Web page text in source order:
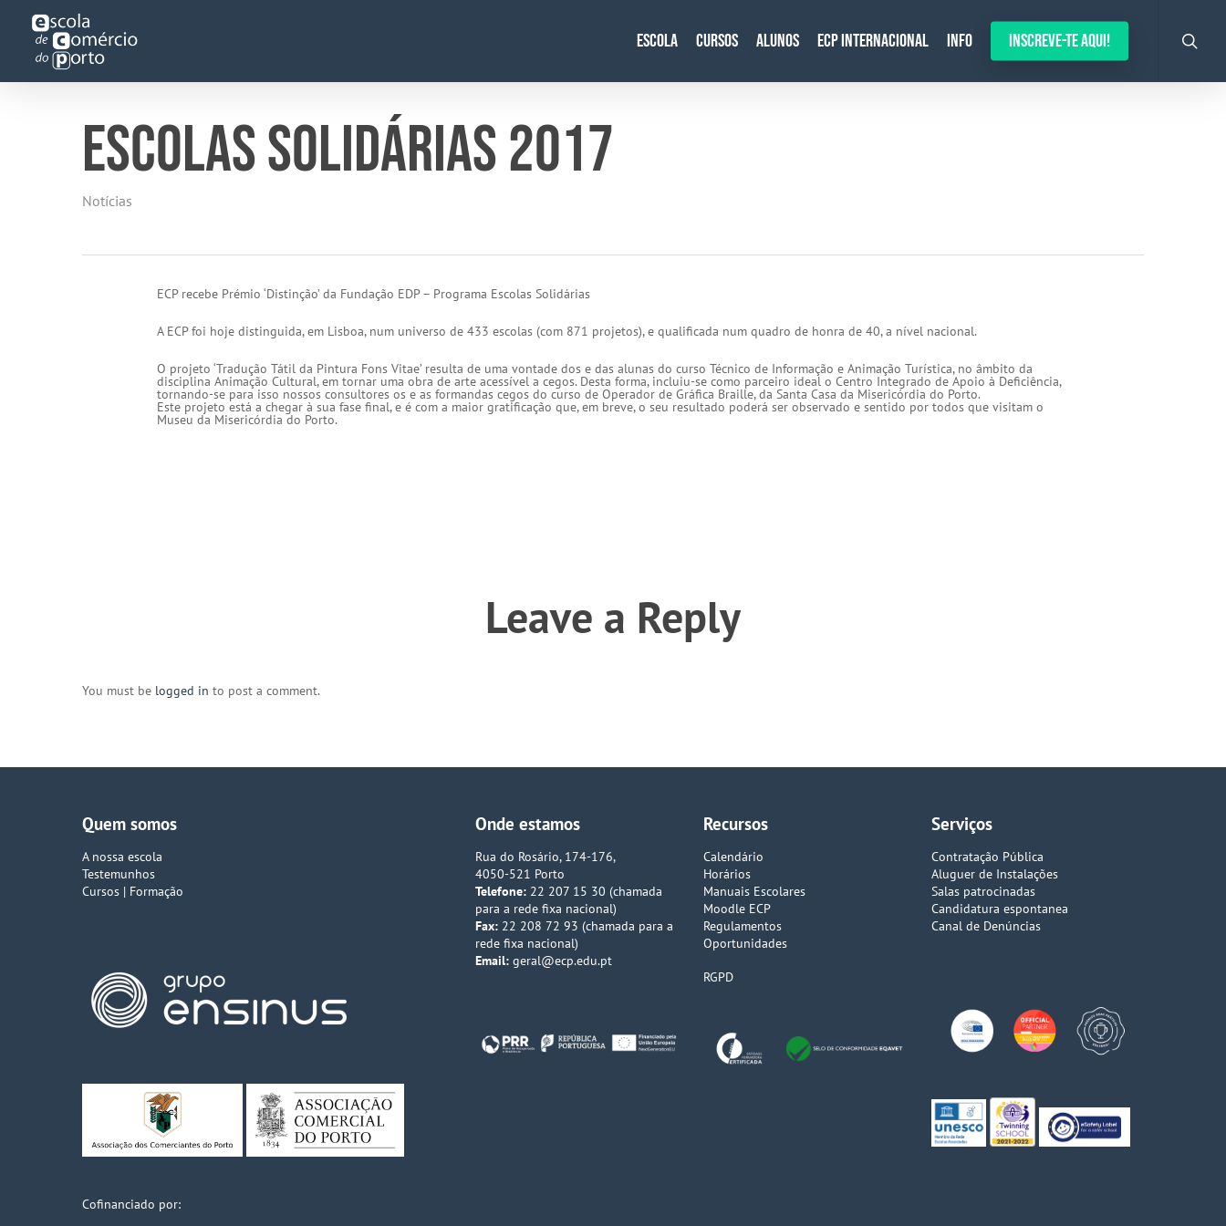
content Escola Cursos Alunos ECP Internacional Info Inscreve-te aqui!
ESCOLAS SOLIDÁRIAS 2017
Notícias
ECP recebe Prémio ‘Distinção’ da Fundação EDP – Programa Escolas Solidárias
A ECP foi hoje distinguida, em Lisboa, num universo de 433 escolas (com 871 projetos), e qualificada num quadro de honra de 40, a nível nacional.
O projeto ‘Tradução Tátil da Pintura Fons Vitae’ resulta de uma vontade dos e das alunas do curso Técnico de Informação e Animação Turística, no âmbito da
disciplina Animação Cultural, em tornar uma obra de arte acessível a cegos. Desta forma, incluiu-se como parceiro ideal o Centro Integrado de Apoio à Deficiência,
tornando-se para isso nossos consultores os e as formandas cegos do curso de Operador de Gráfica Braille, da Santa Casa da Misericórdia do Porto.
Este projeto está a chegar à sua fase final, e é com a maior gratificação que, em breve, o seu resultado poderá ser observado e sentido por todos que visitam o
Museu da Misericórdia do Porto.
Leave a Reply
You must be logged in to post a comment.
Quem somos
A nossa escola
Testemunhos
Cursos | Formação
Cofinanciado por:
Onde estamos
Rua do Rosário, 174-176,
4050-521 Porto
Telefone:22 207 15 30 (chamada
para a rede fixa nacional)
Fax:22 208 72 93 (chamada para a
rede fixa nacional)
Email: geral@ecp.edu.pt
Recursos
Calendário
Horários
Manuais Escolares
Moodle ECP
Regulamentos
Oportunidades
RGPD
Serviços
Contratação Pública
Aluguer de Instalações
Salas patrocinadas
Candidatura espontanea
Canal de Denúncias